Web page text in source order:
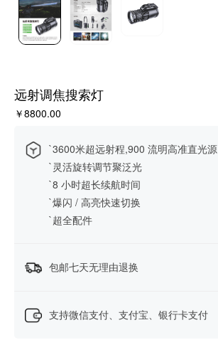
远射调焦搜索灯
￥8800.00
`3600米超远射程,900 流明高准直光源
`灵活旋转调节聚泛光
`8 小时超长续航时间
`爆闪 / 高亮快速切换
`超全配件
包邮七天无理由退换
支持微信支付、支付宝、银行卡支付